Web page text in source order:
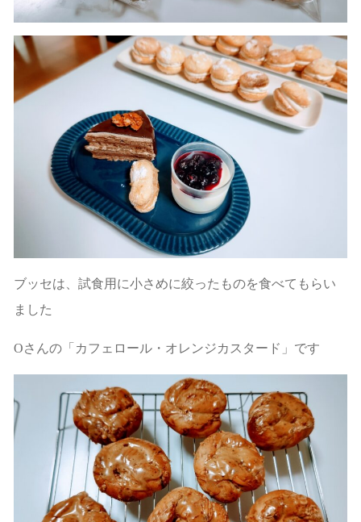
ブッセは、試食用に小さめに絞ったものを食べてもらい
ました
Oさんの「カフェロール・オレンジカスタード」です